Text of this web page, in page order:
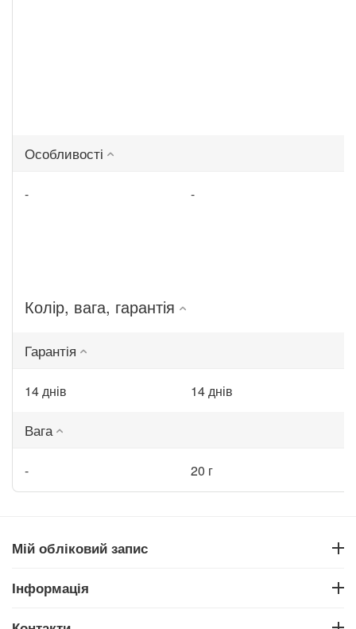
Особливості
- -
Колір, вага, гарантія
Гарантія
14 днів 14 днів
Вага
- 20 г
Мій обліковий запис
Інформація